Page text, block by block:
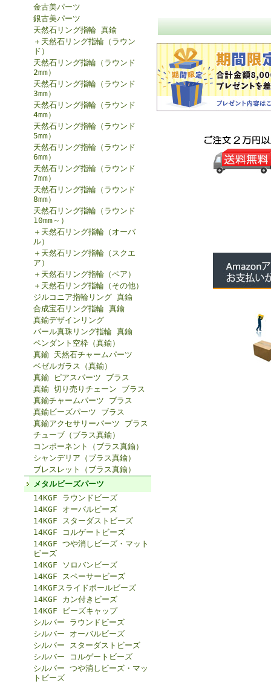
金古美パーツ
銀古美パーツ
天然石リング指輪 真鍮
＋天然石リング指輪（ラウン
ド）
天然石リング指輪（ラウンド
2mm）
天然石リング指輪（ラウンド
3mm）
天然石リング指輪（ラウンド
4mm）
天然石リング指輪（ラウンド
5mm）
天然石リング指輪（ラウンド
6mm）
天然石リング指輪（ラウンド
7mm）
天然石リング指輪（ラウンド
8mm）
天然石リング指輪（ラウンド
10mm～）
＋天然石リング指輪（オーバ
ル）
＋天然石リング指輪（スクエ
ア）
＋天然石リング指輪（ペア）
＋天然石リング指輪（その他）
ジルコニア指輪リング 真鍮
合成宝石リング指輪 真鍮
真鍮デザインリング
パール真珠リング指輪 真鍮
ペンダント空枠（真鍮）
真鍮 天然石チャームパーツ
ベゼルガラス（真鍮）
真鍮 ピアスパーツ ブラス
真鍮 切り売りチェーン ブラス
真鍮チャームパーツ ブラス
真鍮ビーズパーツ ブラス
真鍮アクセサリーパーツ ブラス
チューブ（ブラス真鍮）
コンポーネント（ブラス真鍮）
シャンデリア（ブラス真鍮）
ブレスレット（ブラス真鍮）
メタルビーズパーツ
14KGF ラウンドビーズ
14KGF オーバルビーズ
14KGF スターダストビーズ
14KGF コルゲートビーズ
14KGF つや消しビーズ・マット
ビーズ
14KGF ソロバンビーズ
14KGF スペーサービーズ
14KGFスライドボールビーズ
14KGF カン付きビーズ
14KGF ビーズキャップ
シルバー ラウンドビーズ
シルバー オーバルビーズ
シルバー スターダストビーズ
シルバー コルゲートビーズ
シルバー つや消しビーズ・マッ
トビーズ